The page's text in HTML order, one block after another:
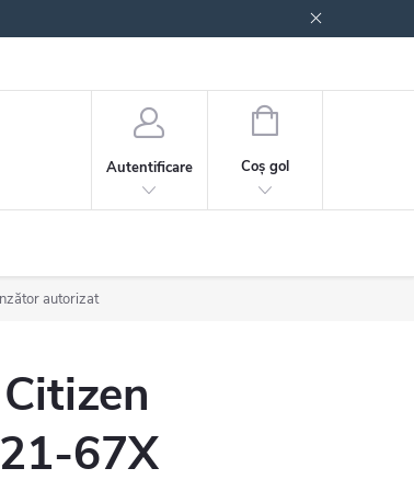
Autentificare
COŞ
CUMPĂRĂTURI
Coş gol
autorizat
67X